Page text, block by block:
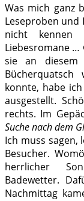
Was mich ganz
Leseproben und
nicht kennen
Liebesromane …
sie an diesem
konnte, habe
ausgestellt.
rechts. Im
Suche nach dem
Ich muss
Besucher.
herrlicher
Badewetter.
Nachmittag